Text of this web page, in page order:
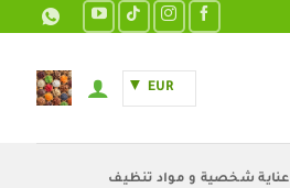
EUR
عناية شخصية و مواد تنظيف